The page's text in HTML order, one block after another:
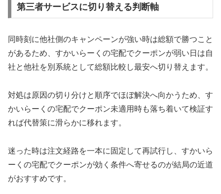
第三者サービスに切り替える判断軸
同時刻に他社側のキャンペーンが強い時は総額で勝つこと
があるため、すかいらーくの宅配でクーポンが弱い日は自
社と他社を別系統として総額比較し最安へ切り替えます。
対処は原因の切り分けと順序でほぼ解決へ向かうため、す
かいらーくの宅配でクーポン未適用時も落ち着いて検証す
れば代替策に滑らかに移れます。
迷った時は注文経路を一本に固定して再試行し、すかいら
ーくの宅配でクーポンが効く条件へ寄せるのが結局の近道
がおすすめです。